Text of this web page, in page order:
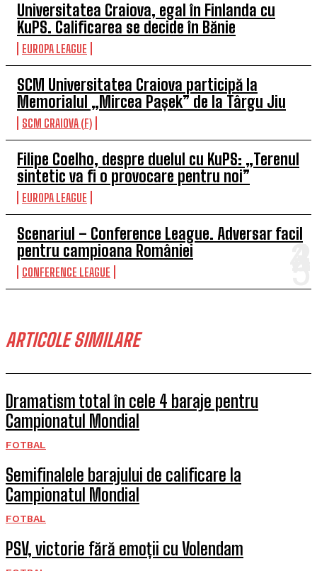
Universitatea Craiova, egal în Finlanda cu
KuPS. Calificarea se decide în Bănie
EUROPA LEAGUE
SCM Universitatea Craiova participă la
Memorialul „Mircea Pașek” de la Târgu Jiu
SCM CRAIOVA (F)
Filipe Coelho, despre duelul cu KuPS: „Terenul
sintetic va fi o provocare pentru noi”
EUROPA LEAGUE
Scenariul – Conference League. Adversar facil
pentru campioana României
CONFERENCE LEAGUE
ARTICOLE SIMILARE
Dramatism total în cele 4 baraje pentru
Campionatul Mondial
FOTBAL
Semifinalele barajului de calificare la
Campionatul Mondial
FOTBAL
PSV, victorie fără emoții cu Volendam